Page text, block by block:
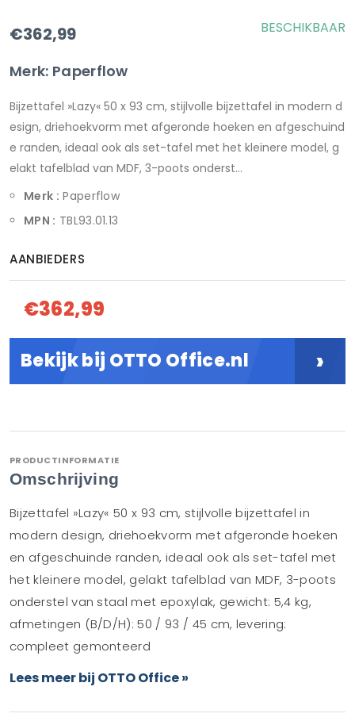
€362,99
Merk: Paperflow
BESCHIKBAAR
Bijzettafel »Lazy« 50 x 93 cm, stijlvolle bijzettafel in modern d
esign, driehoekvorm met afgeronde hoeken en afgeschuind
e randen, ideaal ook als set-tafel met het kleinere model, g
elakt tafelblad van MDF, 3-poots onderst...
Merk : Paperflow
MPN : TBL93.01.13
AANBIEDERS
€362,99
Bekijk bij OTTO Office.nl ›
PRODUCTINFORMATIE
Omschrijving
Bijzettafel »Lazy« 50 x 93 cm, stijlvolle bijzettafel in
modern design, driehoekvorm met afgeronde hoeken
en afgeschuinde randen, ideaal ook als set-tafel met
het kleinere model, gelakt tafelblad van MDF, 3-poots
onderstel van staal met epoxylak, gewicht: 5,4 kg,
afmetingen (B/D/H): 50 / 93 / 45 cm, levering:
compleet gemonteerd
Lees meer bij OTTO Office »